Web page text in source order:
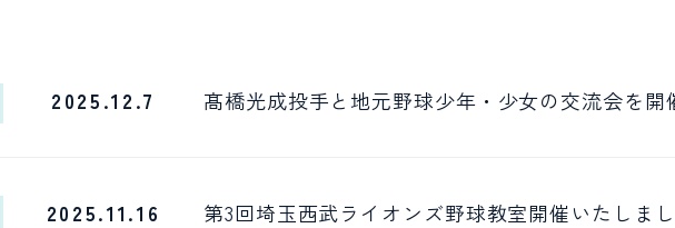
2025.12.7 髙橋光成投手と地元野球少年・少女の交流会を開
2025.11.16 第3回埼玉西武ライオンズ野球教室開催いたしまし